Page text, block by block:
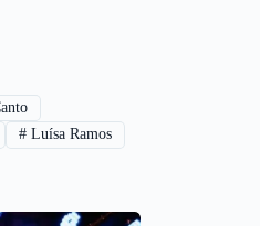
#Luísa Ramos